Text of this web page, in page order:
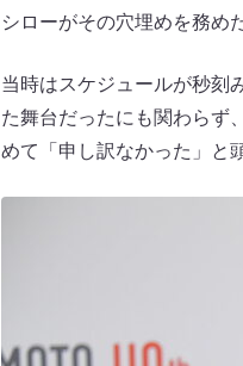
シローがその穴埋めを務め
当時はスケジュールが秒刻
た舞台だったにも関わらず
めて「申し訳なかった」と